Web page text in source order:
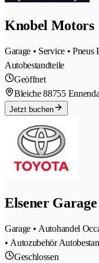
Knobel Motors
Garage • Service •
Autobestandteile
Geöffnet
Bleiche 88755 Ennenda
Jetzt buchen
Elsener
Garage • Autohandel
• Autozubehör
Geschlossen